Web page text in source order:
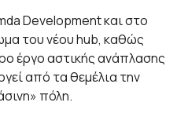
Development και στο
του νέου hub, καθώς
έργο αστικής ανάπλασης
από τα θεμέλια την
πόλη.